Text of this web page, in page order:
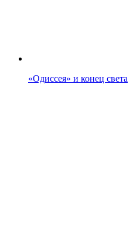
«Одиссея» и конец света